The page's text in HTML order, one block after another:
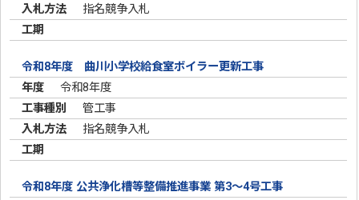
指名競争入札
令和8年度 曲川小学校給食室ボイラー更新工事
令和8年度
管工事
指名競争入札
令和8年度 公共浄化槽等整備推進事業 第3～4号工事